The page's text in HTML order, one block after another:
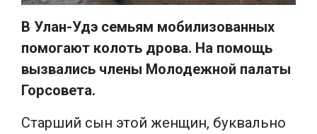
В Улан-Удэ семьям мобилизованных
помогают колоть дрова. На помощь
вызвались члены Молодежной палаты
Горсовета.
Старший сын этой женщин, буквально